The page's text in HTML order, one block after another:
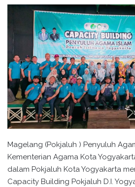
Magelang (Pokjaluh ) Penyuluh
Kementerian Agama Kota
dalam Pokjaluh Kota Yogyakarta
Capacity Building Pokjaluh D.I.